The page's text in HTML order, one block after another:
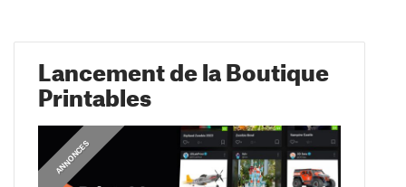
Lancement de la Boutique
Printables
ANNONCES